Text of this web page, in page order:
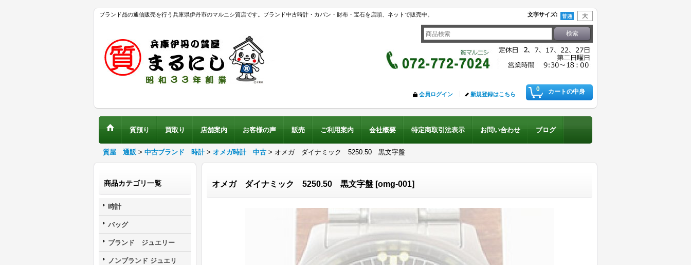
ブランド品の通信販売を行う兵庫県伊丹市のマルニシ質店です。ブランド中古時計・カバン・財布・宝石を店頭、ネットで販売中。 文字サイズ:
0 カートの中身
会員ログイン 新規登録はこちら
質預り 買取り 店舗案内 お客様の声 販売 ご利用案内 会社概要 特定商取引法表示 お問い合わせ ブログ
質屋 通販 > 中古ブランド 時計 > オメガ時計 中古 > オメガ ダイナミック 5250.50 黒文字盤
商品カテゴリ一覧
時計
バッグ
ブランド ジュエリー
ノンブランド ジュエリ
オメガ ダイナミック 5250.50 黒文字盤 [omg-001]